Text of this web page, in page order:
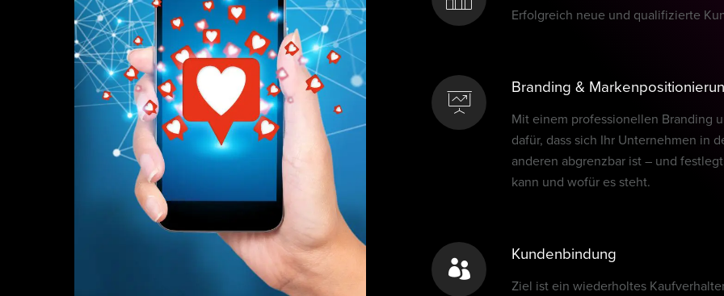
Erfolgreich neue und qualifizierte
Branding &
Mit einem professionellen Branding
dafür, dass sich Ihr Unternehmen in
anderen abgrenzbar ist – und
kann und wofür es steht.
Kundenbindung
Ziel ist ein wiederholtes